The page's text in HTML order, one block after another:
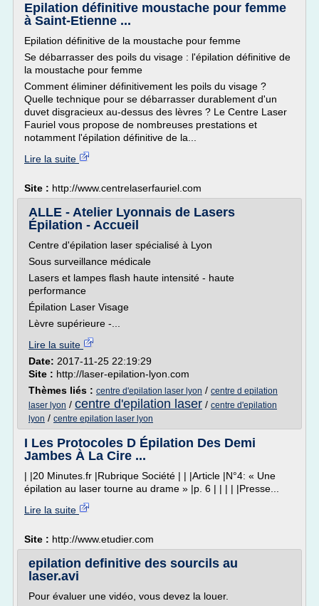
Epilation définitive moustache pour femme
à Saint-Etienne ...
Epilation définitive de la moustache pour femme
Se débarrasser des poils du visage : l'épilation définitive de
la moustache pour femme
Comment éliminer définitivement les poils du visage ?
Quelle technique pour se débarrasser durablement d'un
duvet disgracieux au-dessus des lèvres ? Le Centre Laser
Fauriel vous propose de nombreuses prestations et
notamment l'épilation définitive de la...
Lire la suite
Site : http://www.centrelaserfauriel.com
ALLE - Atelier Lyonnais de Lasers
Épilation - Accueil
Centre d'épilation laser spécialisé à Lyon
Sous surveillance médicale
Lasers et lampes flash haute intensité - haute
performance
Épilation Laser Visage
Lèvre supérieure -...
Lire la suite
Date: 2017-11-25 22:19:29
Site : http://laser-epilation-lyon.com
Thèmes liés : centre d'epilation laser lyon / centre d epilation
laser lyon / centre d'epilation laser / centre d'epilation
lyon / centre epilation laser lyon
I Les Protocoles D Épilation Des Demi
Jambes À La Cire ...
| |20 Minutes.fr |Rubrique Société | | |Article |N°4: « Une
épilation au laser tourne au drame » |p. 6 | | | | |Presse...
Lire la suite
Site : http://www.etudier.com
epilation definitive des sourcils au
laser.avi
Pour évaluer une vidéo, vous devez la louer.